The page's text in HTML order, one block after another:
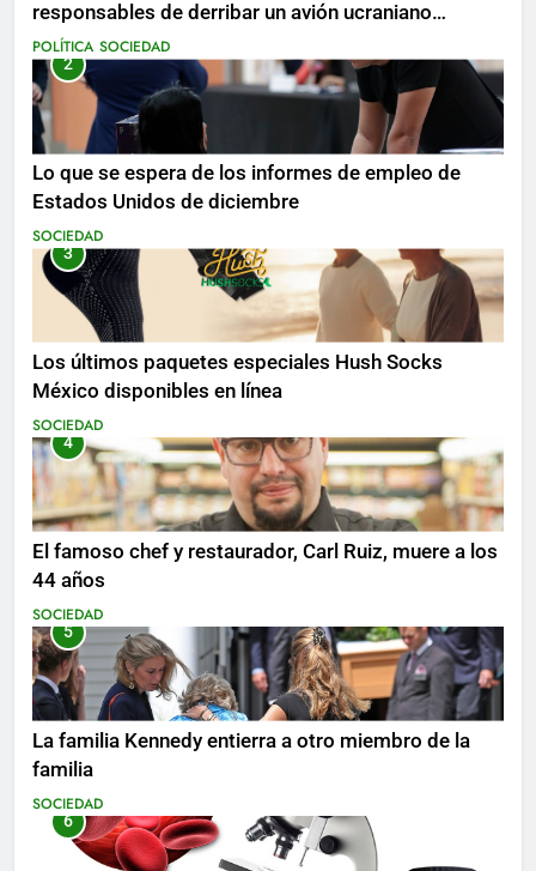
responsables de derribar un avión ucraniano
mientras se realizan arrestos
POLÍTICA SOCIEDAD
2
Lo que se espera de los informes de empleo de
Estados Unidos de diciembre
SOCIEDAD
3
Los últimos paquetes especiales Hush Socks
México disponibles en línea
SOCIEDAD
4
El famoso chef y restaurador, Carl Ruiz, muere a los
44 años
SOCIEDAD
5
La familia Kennedy entierra a otro miembro de la
familia
SOCIEDAD
6